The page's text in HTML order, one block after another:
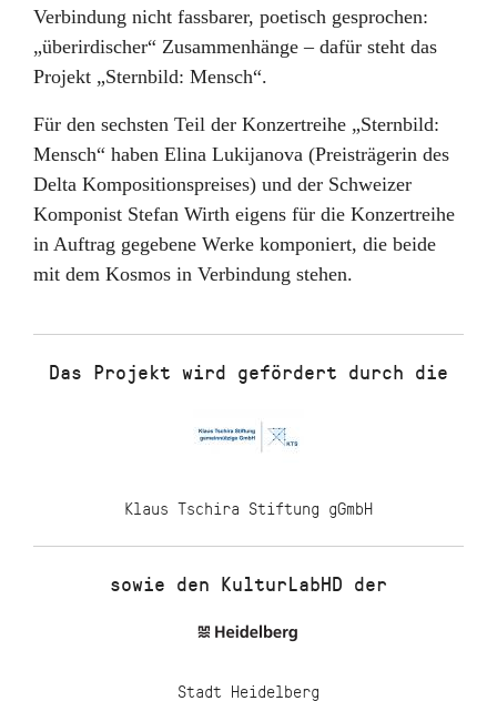
Verbindung nicht fassbarer, poetisch gesprochen:
„überirdischer“ Zusammenhänge – dafür steht das
Projekt „Sternbild: Mensch“.
Für den sechsten Teil der Konzertreihe „Sternbild:
Mensch“ haben Elina Lukijanova (Preisträgerin des
Delta Kompositionspreises) und der Schweizer
Komponist Stefan Wirth eigens für die Konzertreihe
in Auftrag gegebene Werke komponiert, die beide
mit dem Kosmos in Verbindung stehen.
Das Projekt wird gefördert durch die
Klaus Tschira Stiftung gGmbH
sowie den KulturLabHD der
Stadt Heidelberg